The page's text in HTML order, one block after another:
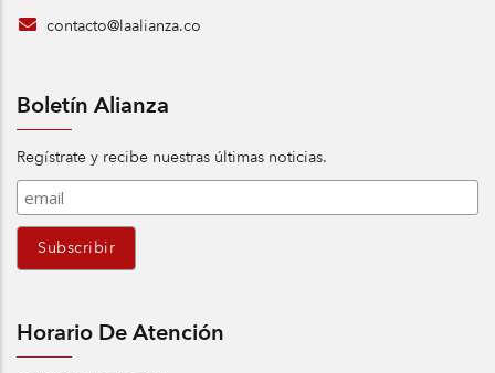
contacto@laalianza.co
Boletín Alianza
Regístrate y recibe nuestras últimas noticias.
Horario De Atención